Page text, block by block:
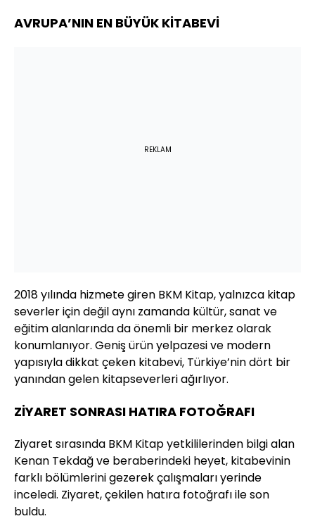
AVRUPA’NIN EN BÜYÜK KİTABEVİ
REKLAM
2018 yılında hizmete giren BKM Kitap, yalnızca kitap
severler için değil aynı zamanda kültür, sanat ve
eğitim alanlarında da önemli bir merkez olarak
konumlanıyor. Geniş ürün yelpazesi ve modern
yapısıyla dikkat çeken kitabevi, Türkiye’nin dört bir
yanından gelen kitapseverleri ağırIıyor.
ZİYARET SONRASI HATIRA FOTOĞRAFI
Ziyaret sırasında BKM Kitap yetkililerinden bilgi alan
Kenan Tekdağ ve beraberindeki heyet, kitabevinin
farklı bölümlerini gezerek çalışmaları yerinde
inceledi. Ziyaret, çekilen hatıra fotoğrafı ile son
buldu.